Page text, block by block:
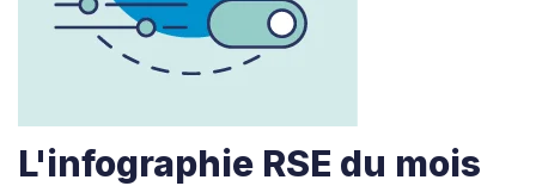
L'infographie RSE du mois